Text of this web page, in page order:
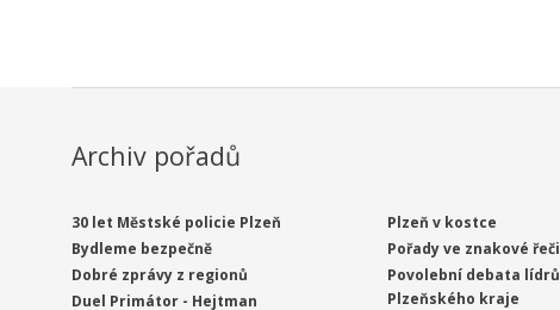
Archiv pořadů
30 let Městské policie Plzeň
Bydleme bezpečně
Dobré zprávy z regionů
Duel Primátor - Hejtman
Plzeň v kostce
Pořady ve znakové řeči
Povolební debata lídrů
Plzeňského kraje